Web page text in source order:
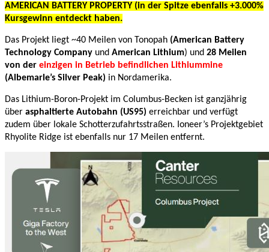
AMERICAN BATTERY PROPERTY (in der Spitze ebenfalls +3.000%
Kursgewinn entdeckt haben.
Das Projekt liegt ~40 Meilen von Tonopah (American Battery
Technology Company und American Lithium) und 28 Meilen
von der einzigen in Betrieb befindlichen Lithiummine
(Albemarle’s Silver Peak) in Nordamerika.
Das Lithium-Boron-Projekt im Columbus-Becken ist ganzjährig
über asphaltierte Autobahn (US95) erreichbar und verfügt
zudem über lokale Schotterzufahrtsstraßen. Ioneer’s Projektgebiet
Rhyolite Ridge ist ebenfalls nur 17 Meilen entfernt.